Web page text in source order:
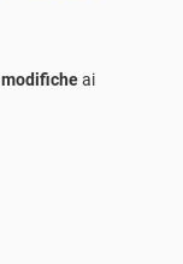
modificheai